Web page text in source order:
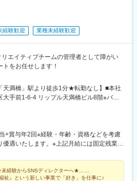
経験歓迎 業種未経験歓迎
エイティブチームの管理者として障がい
をお任せします！
天満橋」駅より徒歩1分★転勤なし】■本社
大手前1-6-4 リップル天満橋ビル8階※バイ
〈アクセス〉・京阪・大阪メトロ「天満
阪メトロ「谷町四丁目」駅より徒歩7分
+賞与年2回※経験・年齢・資格などを考慮
優遇いたします。※上記月給には固定残業代
経験からSNSディレクターへ★……
福祉』という新しい事業で「好き」を仕事に♪